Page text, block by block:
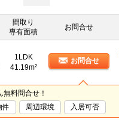
間取り
専有面積
お問合せ
1LDK
41.19m²
お問合せ
料問合せ！
件 周辺環境 入居可否